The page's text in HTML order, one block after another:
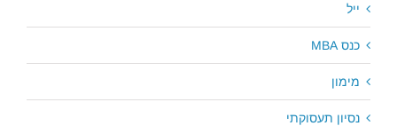
ייל
כנס MBA
מימון
נסיון תעסוקתי